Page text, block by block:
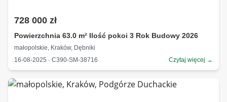
728 000 zł
Powierzchnia 63.0 m² Ilość pokoi 3 Rok Budowy 2026
małopolskie, Kraków, Dębniki
16-08-2025 · C390-SM-38716
Czytaj więcej →